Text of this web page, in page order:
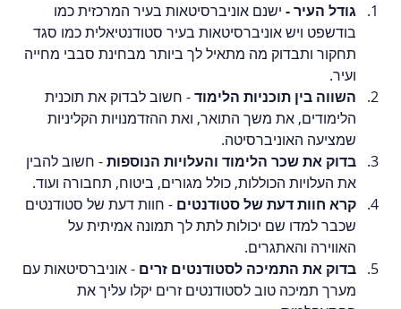
גודל העיר - ישנם אוניברסיטאות בעיר המרכזית כמו
בודשפט ויש אוניברסיטאות בעיר סטודנטיאלית כמו סגד
תחקור ותבדוק מה מתאיל לך ביותר מבחינת סבבי מחייה
ועיר.
השווה בין תוכניות הלימוד - חשוב לבדוק את תוכנית
הלימודים, את משך התואר, ואת ההזדמנויות הקליניות
שמציעה האוניברסיטה.
בדוק את שכר הלימוד והעלויות הנוספות - חשוב להבין
את העלויות הכוללות, כולל מגורים, ביטוח, תחבורה ועוד.
קרא חוות דעת של סטודנטים - חוות דעת של סטודנטים
שכבר למדו שם יכולות לתת לך תמונה אמיתית על
האווירה והאתגרים.
בדוק את התמיכה לסטודנטים זרים - אוניברסיטאות עם
מערך תמיכה טוב לסטודנטים זרים יקלו עליך את